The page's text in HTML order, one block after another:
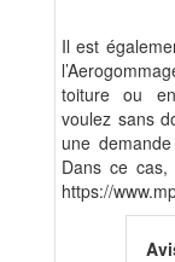
Il est
toiture ou
voulez sans
une
Dans ce
https://